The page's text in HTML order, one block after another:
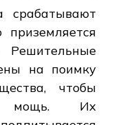
срабатывают
Решительные
на поимку
чтобы
мощь. Их